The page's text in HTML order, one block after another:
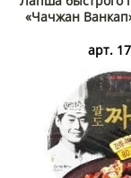
«Чачжан
арт.